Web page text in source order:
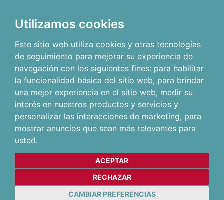
Utilizamos cookies
Este sitio web utiliza cookies y otras tecnologías
de seguimiento para mejorar su experiencia de
navegación con los siguientes fines: para habilitar
la funcionalidad básica del sitio web, para brindar
una mejor experiencia en el sitio web, medir su
interés en nuestros productos y servicios y
personalizar las interacciones de marketing, para
mostrar anuncios que sean más relevantes para
usted.
ACEPTAR
RECHAZAR
CAMBIAR PREFERENCIAS